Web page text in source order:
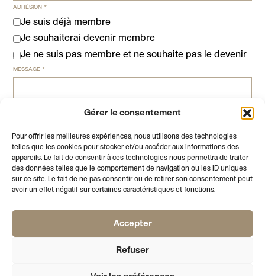
Gérer le consentement
Pour offrir les meilleures expériences, nous utilisons des technologies
telles que les cookies pour stocker et/ou accéder aux informations des
appareils. Le fait de consentir à ces technologies nous permettra de traiter
des données telles que le comportement de navigation ou les ID uniques
sur ce site. Le fait de ne pas consentir ou de retirer son consentement peut
avoir un effet négatif sur certaines caractéristiques et fonctions.
Accepter
Refuser
ADHÉSION *
Je suis déjà membre
Je souhaiterai devenir membre
Je ne suis pas membre et ne souhaite pas le devenir
MESSAGE *
AFFICHE LE PIED DE PAGE
VOTRE EMAIL
RUE DE L’ATHENEE 2
MERCREDI
09:00 – 12:00